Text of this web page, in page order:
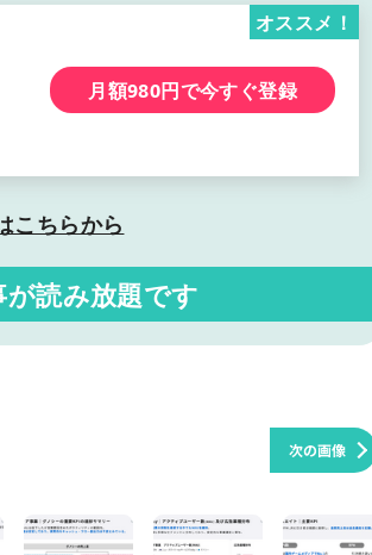
オススメ！
月額980円で今すぐ登録
こちらから
読み放題です
次の画像